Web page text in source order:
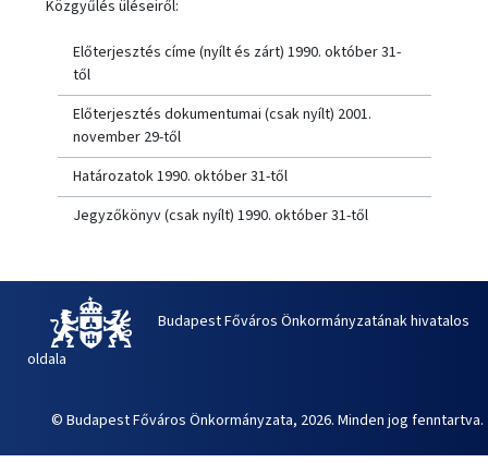
Közgyűlés üléseiről:
Előterjesztés címe (nyílt és zárt) 1990. október 31-
től
Előterjesztés dokumentumai (csak nyílt) 2001.
november 29-től
Határozatok 1990. október 31-től
Jegyzőkönyv (csak nyílt) 1990. október 31-től
Budapest Főváros Önkormányzatának hivatalos
oldala
© Budapest Főváros Önkormányzata, 2026. Minden jog fenntartva.